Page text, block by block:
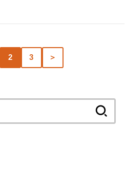
2 3 ＞
索: